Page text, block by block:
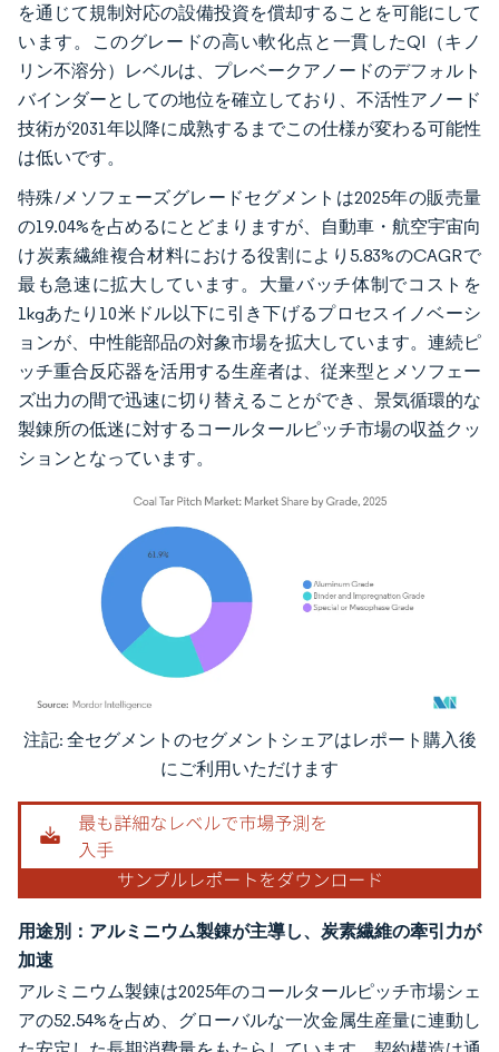
を通じて規制対応の設備投資を償却することを可能にして
います。このグレードの高い軟化点と一貫したQI（キノ
リン不溶分）レベルは、プレベークアノードのデフォルト
バインダーとしての地位を確立しており、不活性アノード
技術が2031年以降に成熟するまでこの仕様が変わる可能性
は低いです。
特殊/メソフェーズグレードセグメントは2025年の販売量
の19.04%を占めるにとどまりますが、自動車・航空宇宙向
け炭素繊維複合材料における役割により5.83%のCAGRで
最も急速に拡大しています。大量バッチ体制でコストを
1kgあたり10米ドル以下に引き下げるプロセスイノベーシ
ョンが、中性能部品の対象市場を拡大しています。連続ピ
ッチ重合反応器を活用する生産者は、従来型とメソフェー
ズ出力の間で迅速に切り替えることができ、景気循環的な
製錬所の低迷に対するコールタールピッチ市場の収益クッ
ションとなっています。
画像 © Mordor Intelligence。再利用にはCC BY 4.0の表示が必要です。
注記: 全セグメントのセグメントシェアはレポート購入後
にご利用いただけます
用途別：アルミニウム製錬が主導し、炭素繊維の牽引力が
加速
アルミニウム製錬は2025年のコールタールピッチ市場シェ
アの52.54%を占め、グローバルな一次金属生産量に連動し